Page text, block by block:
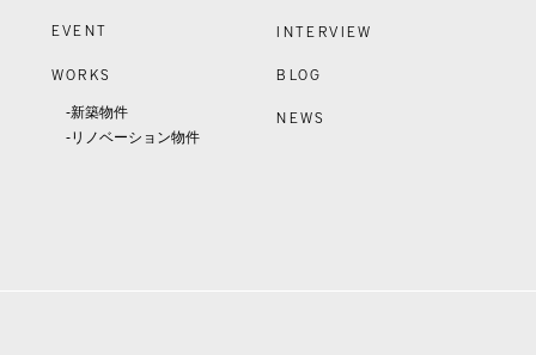
EVENT
WORKS
-新築物件
-リノベーション物件
INTERVIEW
BLOG
NEWS